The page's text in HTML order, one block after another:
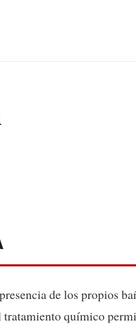
de los propios
químico